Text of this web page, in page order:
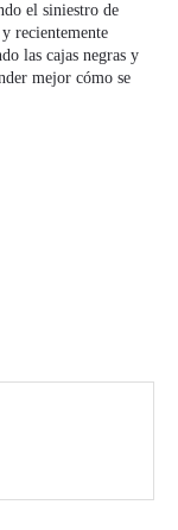
el siniestro de
recientemente
las cajas negras y
mejor cómo se